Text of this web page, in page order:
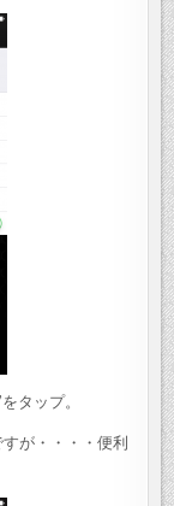
タップ。
が・・・・便利